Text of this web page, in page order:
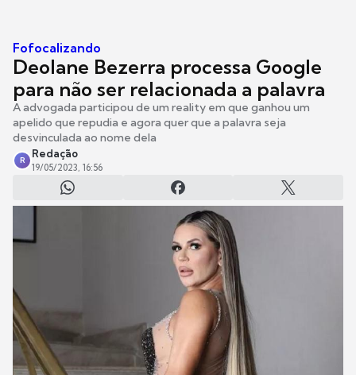
Fofocalizando
Deolane Bezerra processa Google
para não ser relacionada a palavra
A advogada participou de um reality em que ganhou um
apelido que repudia e agora quer que a palavra seja
desvinculada ao nome dela
R
Redação
19/05/2023, 16:56